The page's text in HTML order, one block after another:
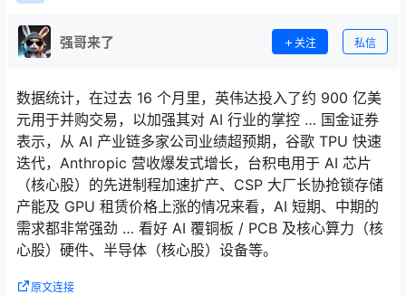
强哥来了 关注 私信
数据统计，在过去 16 个月里，英伟达投入了约 900 亿美
元用于并购交易，以加强其对 AI 行业的掌控 … 国金证券
表示，从 AI 产业链多家公司业绩超预期，谷歌 TPU 快速
迭代，Anthropic 营收爆发式增长，台积电用于 AI 芯片
（核心股）的先进制程加速扩产、CSP 大厂长协抢锁存储
产能及 GPU 租赁价格上涨的情况来看，AI 短期、中期的
需求都非常强劲 … 看好 AI 覆铜板 / PCB 及核心算力（核
心股）硬件、半导体（核心股）设备等。
原文连接